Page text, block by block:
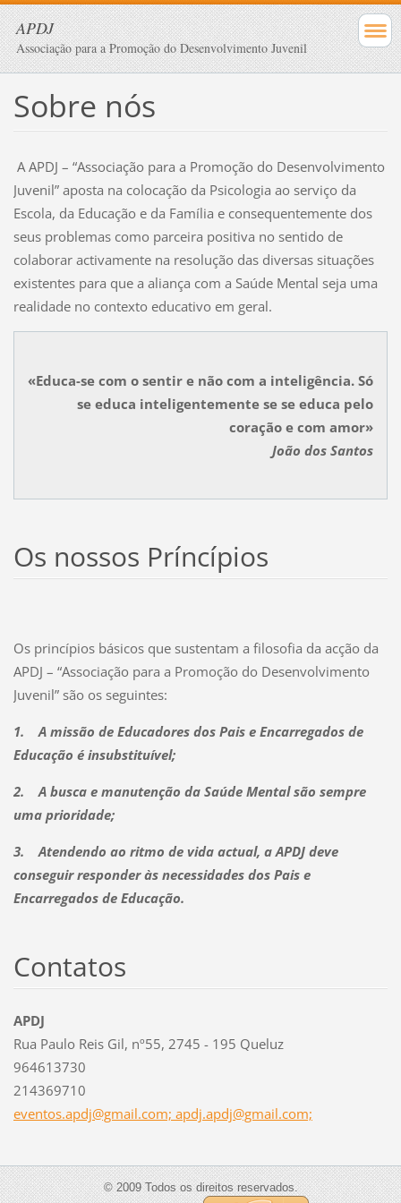
APDJ
Associação para a Promoção do Desenvolvimento Juvenil
Sobre nós
A APDJ – “Associação para a Promoção do Desenvolvimento
Juvenil” aposta na colocação da Psicologia ao serviço da
Escola, da Educação e da Família e consequentemente dos
seus problemas como parceira positiva no sentido de
colaborar activamente na resolução das diversas situações
existentes para que a aliança com a Saúde Mental seja uma
realidade no contexto educativo em geral.
«Educa-se com o sentir e não com a inteligência. Só
se educa inteligentemente se se educa pelo
coração e com amor»
João dos Santos
Os nossos Príncípios
Os princípios básicos que sustentam a filosofia da acção da
APDJ – “Associação para a Promoção do Desenvolvimento
Juvenil” são os seguintes:
1.
A missão de Educadores dos Pais e Encarregados de
Educação é insubstituível;
2.
A busca e manutenção da Saúde Mental são sempre
uma prioridade;
3.
Atendendo ao ritmo de vida actual, a APDJ deve
conseguir responder às necessidades dos Pais e
Encarregados de Educação.
Contatos
APDJ
Rua Paulo Reis Gil, nº55, 2745 - 195 Queluz
964613730
214369710
eventos.apdj@gmail.com; apdj.apdj@gmail.com;
© 2009 Todos os direitos reservados.